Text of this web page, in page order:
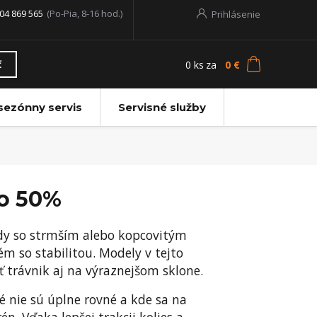
Prihlásenie
869 565 (Po-Pia, 8-16 hod.)
0 ks za 0 €
servis Servisné služby
50%
so strmším alebo kopcovitým
so stabilitou. Modely v tejto
aj na výraznejšom sklone.
sú úplne rovné a kde sa na